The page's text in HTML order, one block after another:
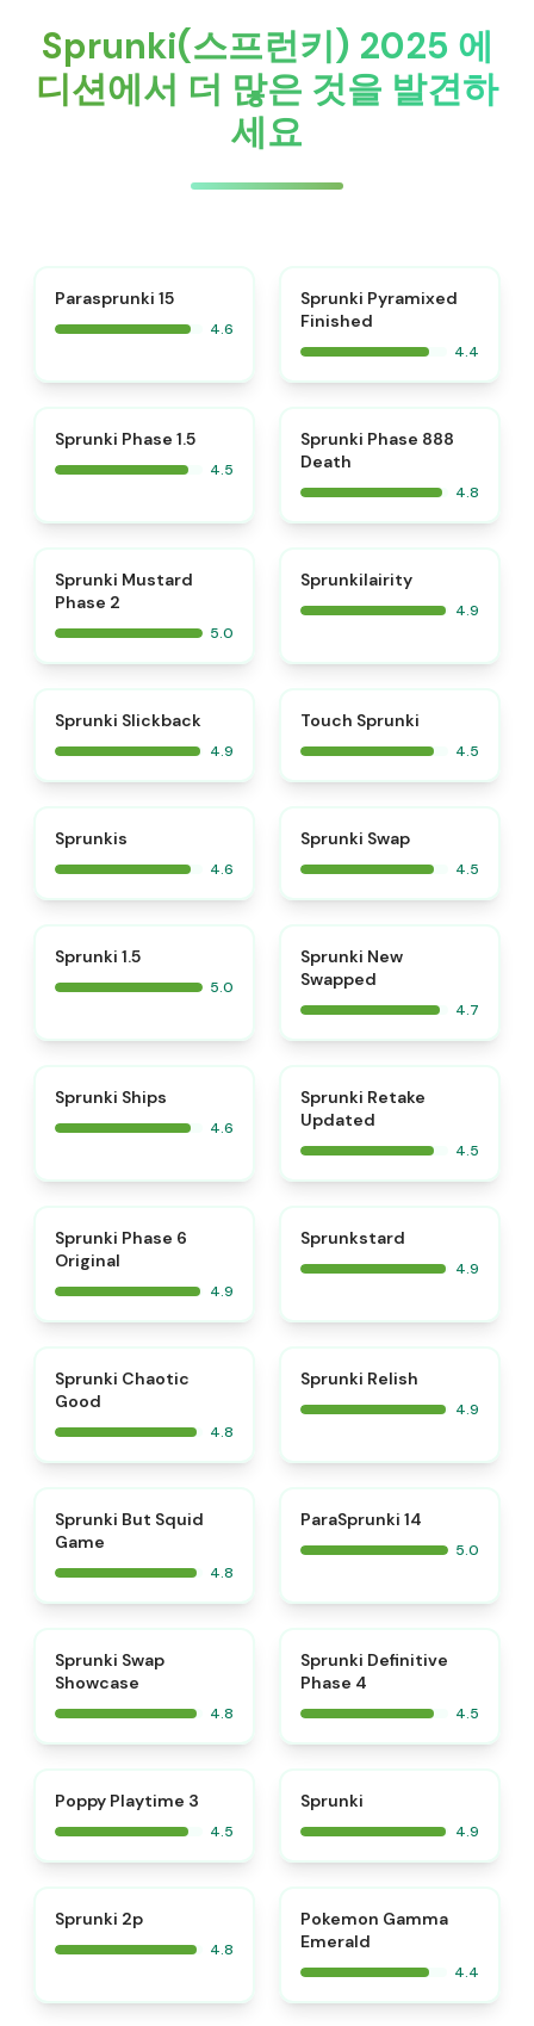
Sprunki(스프런키) 2025 에
디션에서 더 많은 것을 발견하
세요
Parasprunki 15
4.6
Sprunki Pyramixed
Finished
4.4
Sprunki Phase 1.5
4.5
Sprunki Phase 888
Death
4.8
Sprunki Mustard
Phase 2
5.0
Sprunkilairity
4.9
Sprunki Slickback
4.9
Touch Sprunki
4.5
Sprunkis
4.6
Sprunki Swap
4.5
Sprunki 1.5
5.0
Sprunki New
Swapped
4.7
Sprunki Ships
4.6
Sprunki Retake
Updated
4.5
Sprunki Phase 6
Original
4.9
Sprunkstard
4.9
Sprunki Chaotic
Good
4.8
Sprunki Relish
4.9
Sprunki But Squid
Game
4.8
ParaSprunki 14
5.0
Sprunki Swap
Showcase
4.8
Sprunki Definitive
Phase 4
4.5
Poppy Playtime 3
4.5
Sprunki
4.9
Sprunki 2p
4.8
Pokemon Gamma
Emerald
4.4